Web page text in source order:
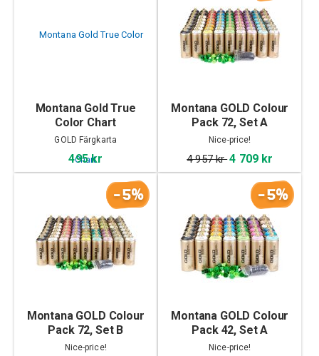
Montana Gold True
Color Chart
GOLD Färgkarta
495 kr
Montana GOLD Colour
Pack 72, Set A
Nice-price!
4 957 kr4 709 kr
-5%
Montana GOLD Colour
Pack 72, Set B
Nice-price!
-5%
Montana GOLD Colour
Pack 42, Set A
Nice-price!